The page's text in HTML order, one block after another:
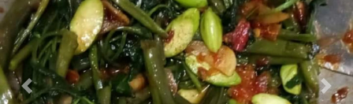
Previous Next